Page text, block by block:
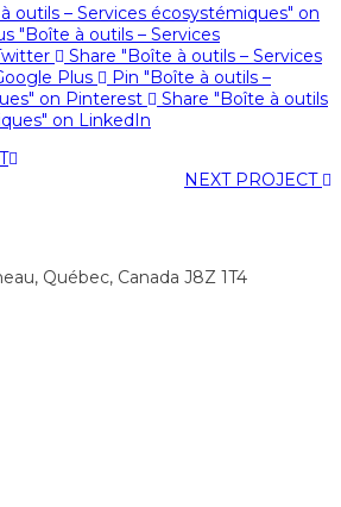
outils – Services écosystémiques" on
"Boîte à outils – Services
Share "Boîte à outils – Services
Plus
Pin "Boîte à outils –
on Pinterest
Share "Boîte à outils
on LinkedIn
NEXT PROJECT
Québec, Canada J8Z 1T4